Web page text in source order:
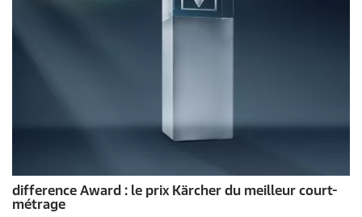
difference Award : le prix Kärcher du meilleur court-
métrage